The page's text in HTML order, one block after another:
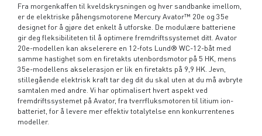
Fra morgenkaffen til kveldskrysningen og hver sandbanke imellom,
er de elektriske påhengsmotorene Mercury Avator™ 20e og 35e
designet for å gjøre det enkelt å utforske. De modulære batteriene
gir deg fleksibiliteten til å optimere fremdriftssystemet ditt. Avator
20e-modellen kan akselerere en 12-fots Lund® WC-12-båt med
samme hastighet som en firetakts utenbordsmotor på 5 HK, mens
35e-modellens akselerasjon er lik en firetakts på 9,9 HK. Jevn,
stillegående elektrisk kraft tar deg dit du skal uten at du må avbryte
samtalen med andre. Vi har optimalisert hvert aspekt ved
fremdriftssystemet på Avator, fra tverrfluksmotoren til litium ion-
batteriet, for å levere mer effektiv totalytelse enn konkurrentenes
modeller.